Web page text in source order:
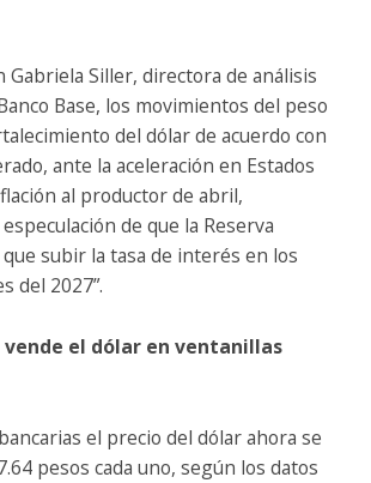
Gabriela Siller, directora de análisis
Base, los movimientos del peso
del dólar de acuerdo con
ante la aceleración en Estados
al productor de abril,
de que la Reserva
subir la tasa de interés en los
del 2027”.
vende el dólar en ventanillas
el precio del dólar ahora se
pesos cada uno, según los datos